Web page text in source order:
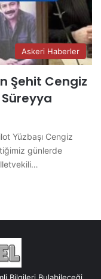
Askeri Haberler
Şehit Cengiz
Süreyya
Yüzbaşı Cengiz
günlerde
Bilgileri Bulabileceği,